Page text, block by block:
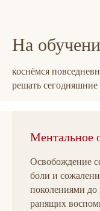
На
коснёмся
решать сегодняшние
Ментальное
Освобождение
боли и
поколениями до
ранящих